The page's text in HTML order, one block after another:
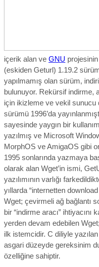
içerik alan ve GNU
(eskiden Geturl) 1.19.2
yapılmamış olan sürüm,
bulunuyor. Rekürsif indirme,
için ikizleme ve vekil sunucu
sürümü 1996’da
sayesinde yaygın bir
yazılmış ve Microsoft
MorphOS ve AmigaOS gibi
1995 sonlarında yazmaya
olarak alan Wget’in ismi,
yazılımının varlığı
yıllarda “internetten
Wget; çevirmeli ağ bağlantı
bir “indirme aracı” ihtiyacını
yerden devam edebilen
ilk istemcidir. C diliyle
asgari düzeyde gereksinim
özelliğine sahiptir.